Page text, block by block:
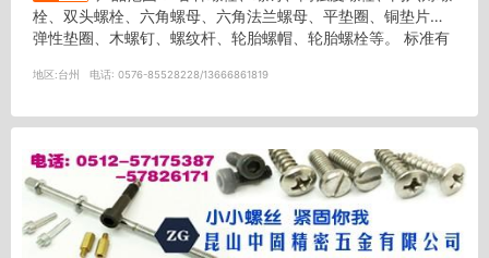
栓、双头螺栓、六角螺母、六角法兰螺母、平垫圈、铜垫片、
弹性垫圈、木螺钉、螺纹杆、轮胎螺帽、轮胎螺栓等。 标准有
地区:台州 电话: 0576-85528228/13666861819